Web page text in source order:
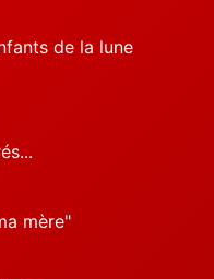
de la lune
mère"